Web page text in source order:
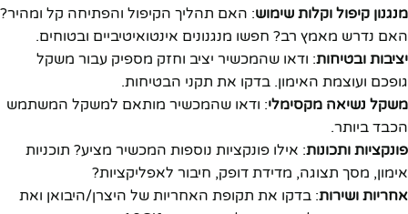
מנגנון קיפול וקלות שימוש: האם תהליך הקיפול והפתיחה קל ומהיר?
האם נדרש מאמץ רב? חפשו מנגנונים אינטואיטיביים ובטוחים.
יציבות ובטיחות: ודאו שהמכשיר יציב וחזק מספיק עבור משקל
גופכם ועוצמת האימון. בדקו את תקני הבטיחות.
משקל נשיאה מקסימלי: ודאו שהמכשיר מותאם למשקל המשתמש
הכבד ביותר.
פונקציות ותכונות: אילו פונקציות נוספות המכשיר מציע? תוכניות
אימון, מסך תצוגה, מדידת דופק, חיבור לאפליקציות?
אחריות ושירות: בדקו את תקופת האחריות של היצרן/היבואן ואת